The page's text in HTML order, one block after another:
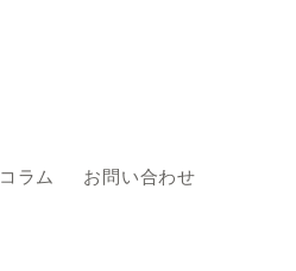
コラム お問い合わせ